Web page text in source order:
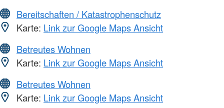
Bereitschaften / Katastrophenschutz
Karte: Link zur Google Maps Ansicht
Betreutes Wohnen
Karte: Link zur Google Maps Ansicht
Betreutes Wohnen
Karte: Link zur Google Maps Ansicht